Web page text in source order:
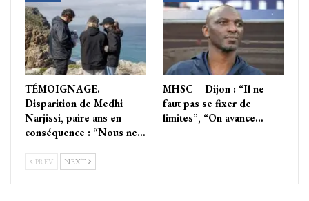
TÉMOIGNAGE.
Disparition de Medhi
Narjissi, paire ans en
conséquence : “Nous ne…
MHSC – Dijon : “Il ne
faut pas se fixer de
limites”, “On avance…
PREV NEXT